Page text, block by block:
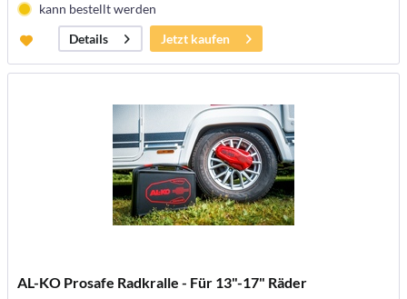
kann bestellt werden
Details
Jetzt kaufen
AL-KO Prosafe Radkralle - Für 13"-17" Räder